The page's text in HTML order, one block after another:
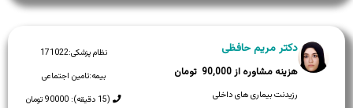
نظام پزشکی:171022
بیمه:تامین اجتماعی
(15 دقیقه): 90000 تومان
دکتر مریم حافظی
90,000
رزیدنت بیماری های داخلی